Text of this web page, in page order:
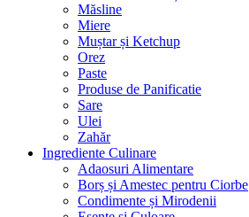
Măsline
Miere
Muștar și Ketchup
Orez
Paste
Produse de Panificatie
Sare
Ulei
Zahăr
Ingrediente Culinare
Adaosuri Alimentare
Borș și Amestec pentru Ciorbe
Condimente și Mirodenii